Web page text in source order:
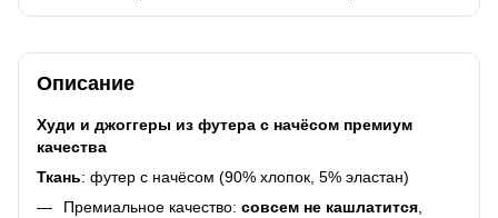
Описание
Худи и джоггеры из футера с начёсом премиум
качества
Ткань: футер с начёсом (90% хлопок, 5% эластан)
Премиальное качество: совсем не кашлатится,